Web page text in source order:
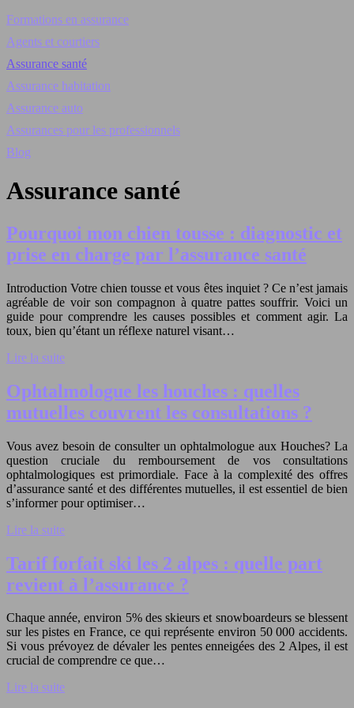
Formations en assurance
Agents et courtiers
Assurance santé
Assurance habitation
Assurance auto
Assurances pour les professionnels
Blog
Assurance santé
Pourquoi mon chien tousse : diagnostic et
prise en charge par l’assurance santé
Introduction Votre chien tousse et vous êtes inquiet ? Ce n’est jamais
agréable de voir son compagnon à quatre pattes souffrir. Voici un
guide pour comprendre les causes possibles et comment agir. La
toux, bien qu’étant un réflexe naturel visant…
Lire la suite
Ophtalmologue les houches : quelles
mutuelles couvrent les consultations ?
Vous avez besoin de consulter un ophtalmologue aux Houches? La
question cruciale du remboursement de vos consultations
ophtalmologiques est primordiale. Face à la complexité des offres
d’assurance santé et des différentes mutuelles, il est essentiel de bien
s’informer pour optimiser…
Lire la suite
Tarif forfait ski les 2 alpes : quelle part
revient à l’assurance ?
Chaque année, environ 5% des skieurs et snowboardeurs se blessent
sur les pistes en France, ce qui représente environ 50 000 accidents.
Si vous prévoyez de dévaler les pentes enneigées des 2 Alpes, il est
crucial de comprendre ce que…
Lire la suite